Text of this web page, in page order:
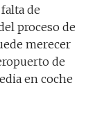
de
proceso de
merecer
de
en coche